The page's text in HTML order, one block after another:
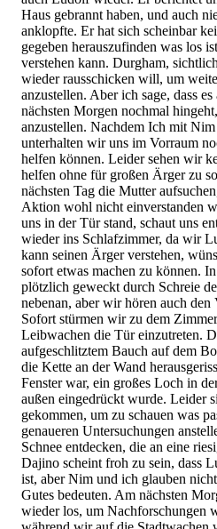
Haus gebrannt haben, und auch
anklopfte. Er hat sich scheinbar
gegeben herauszufinden was los
verstehen kann. Durgham,
wieder rausschicken will, um
anzustellen. Aber ich sage, dass
nächsten Morgen nochmal
anzustellen. Nachdem Ich mit
unterhalten wir uns im Vorraum
helfen können. Leider sehen wir
helfen ohne für großen Ärger zu
nächsten Tag die Mutter
Aktion wohl nicht einverstanden
uns in der Tür stand, schaut uns
wieder ins Schlafzimmer, da wir
kann seinen Ärger verstehen,
sofort etwas machen zu können.
plötzlich geweckt durch Schreie
nebenan, aber wir hören auch den
Sofort stürmen wir zu dem
Leibwachen die Tür einzutreten.
aufgeschlitztem Bauch auf dem
die Kette an der Wand
Fenster war, ein großes Loch in
außen eingedrückt wurde. Leider
gekommen, um zu schauen was
genaueren Untersuchungen
Schnee entdecken, die an eine
Dajino scheint froh zu sein, dass
ist, aber Nim und ich glauben
Gutes bedeuten. Am nächsten
wieder los, um Nachforschungen